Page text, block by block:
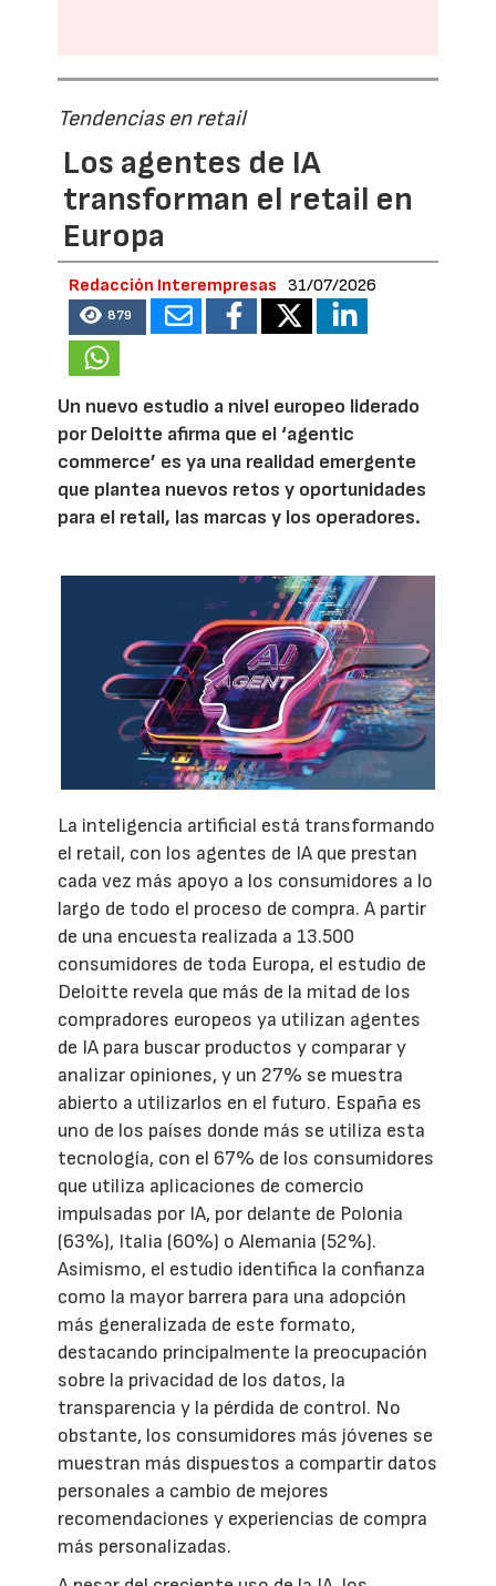
Tendencias en retail
Los agentes de IA
transforman el retail en
Europa
Redacción Interempresas 31/07/2026
879
Un nuevo estudio a nivel europeo liderado
por Deloitte afirma que el ‘agentic
commerce’ es ya una realidad emergente
que plantea nuevos retos y oportunidades
para el retail, las marcas y los operadores.
La inteligencia artificial está transformando
el retail, con los agentes de IA que prestan
cada vez más apoyo a los consumidores a lo
largo de todo el proceso de compra. A partir
de una encuesta realizada a 13.500
consumidores de toda Europa, el estudio de
Deloitte revela que más de la mitad de los
compradores europeos ya utilizan agentes
de IA para buscar productos y comparar y
analizar opiniones, y un 27% se muestra
abierto a utilizarlos en el futuro. España es
uno de los países donde más se utiliza esta
tecnología, con el 67% de los consumidores
que utiliza aplicaciones de comercio
impulsadas por IA, por delante de Polonia
(63%), Italia (60%) o Alemania (52%).
Asimismo, el estudio identifica la confianza
como la mayor barrera para una adopción
más generalizada de este formato,
destacando principalmente la preocupación
sobre la privacidad de los datos, la
transparencia y la pérdida de control. No
obstante, los consumidores más jóvenes se
muestran más dispuestos a compartir datos
personales a cambio de mejores
recomendaciones y experiencias de compra
más personalizadas.